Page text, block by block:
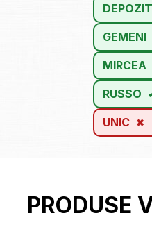
DEPOZIT
GEMENI
MIRCEA
RUSSO
UNIC
PRODUSE